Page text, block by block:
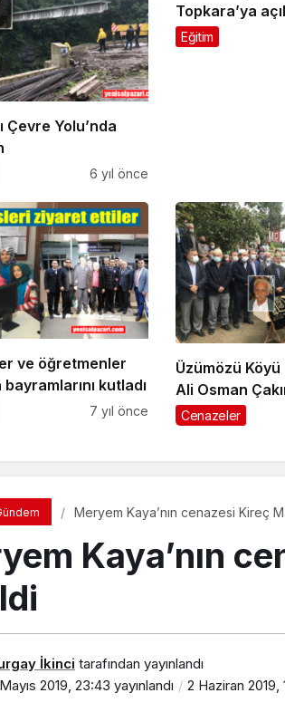
Çevre Yolu’nda
6 yıl önce
Topkara’ya
Eğitim
ve öğretmenler
kutladı
7 yıl önce
Üzümözü Köyü
Ali Osman
uğurlandı
Cenazeler
Kaya’nın
İkinci tarafından yayınlandı
2019, 23:43 yayınlandı 2 Haziran 2019,